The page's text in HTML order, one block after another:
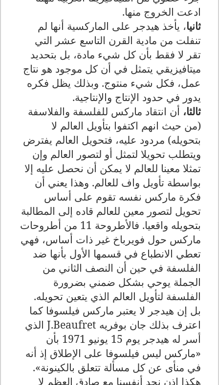
ادعت الخروج منها.
ثانيا، يأخذ هيدجر على الماركسية أنها لم
تنفلت من مادية القرن التاسع عشر التي
تقر لا فقط بأن كل شيء مادة، بل بتحديد
ميتافيزيقي يتمثل في أن كل موجود هو نتاج
عمل، فكل شيء منتوج. وبذلك يظل فكره
يدور في حدود الإنتاج والإنتاجية.
ثالثا، أن انتقاد ماركس للفلسفة والفلاسفة
(من حيث انهم اكتفوا بتأويل العالم لا
بتحويله) مردود عليه، فتحويل العالم يفترض
ويتطلب تحويلا لتمثل أو لتصور العالم وإن
تمثلا معينا للعالم لا يمكن أن نحصل عليه إلا
بواسطة تأويل واف للعالم. وهذا يعني أن
فكرة ماركس نفسه تقوم على أساس
تحويل لتصور معين للعالم قاده إلى المطالبة
بتحويله واقعيا. فالأطروحة 11 من أطروحات
ماركس حول فويرباخ غير ذات أساس، فهي
تعطي الانطباع في قسمها الأول بأنها ضد
الفلسفة في حين أن النصف الثاني من
الجملة يوحي بشكل ضمني بضرورة
الفلسفة لتأويل العالم الذي يتعين تحويله.
بل إن هيدجر لا يعتبر ماركس فيلسوفا كما
اعترف بذلك جان بوفريه J.Beaufret الذي
أسر له هيدجر يوم 15 يونيو 1971 بأن
«ماركس ليس فيلسوفا على الإطلاق إذ أنه
في منأى عن كل مسألة تتعلق بالكينونة».
هكذا إذن نجد أنفسنا مع صادق العظم لا